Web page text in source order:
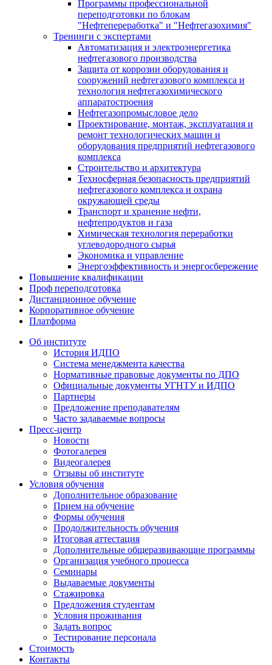
Программы профессиональной
переподготовки по блокам
"Нефтепереработка" и "Нефтегазохимия"
Тренинги с экспертами
Автоматизация и электроэнергетика
нефтегазового производства
Защита от коррозии оборудования и
сооружений нефтегазового комплекса и
технология нефтегазохимического
аппаратостроения
Нефтегазопромысловое дело
Проектирование, монтаж, эксплуатация и
ремонт технологических машин и
оборудования предприятий нефтегазового
комплекса
Строительство и архитектура
Техносферная безопасность предприятий
нефтегазового комплекса и охрана
окружающей среды
Транспорт и хранение нефти,
нефтепродуктов и газа
Химическая технология переработки
углеводородного сырья
Экономика и управление
Энергоэффективность и энергосбережение
Повышение квалификации
Проф переподготовка
Дистанционное обучение
Корпоративное обучение
Платформа
Об институте
История ИДПО
Система менеджмента качества
Нормативные правовые документы по ДПО
Официальные документы УГНТУ и ИДПО
Партнеры
Предложение преподавателям
Часто задаваемые вопросы
Пресс-центр
Новости
Фотогалерея
Видеогалерея
Отзывы об институте
Условия обучения
Дополнительное образование
Прием на обучение
Формы обучения
Продолжительность обучения
Итоговая аттестация
Дополнительные общеразвивающие программы
Организация учебного процесса
Семинары
Выдаваемые документы
Стажировка
Предложения студентам
Условия проживания
Задать вопрос
Тестирование персонала
Стоимость
Контакты